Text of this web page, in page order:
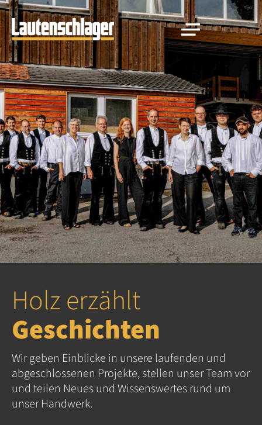
Holz erzählt
Geschichten
Wir geben Einblicke in unsere laufenden und
abgeschlossenen Projekte, stellen unser Team vor
und teilen Neues und Wissenswertes rund um
unser Handwerk.